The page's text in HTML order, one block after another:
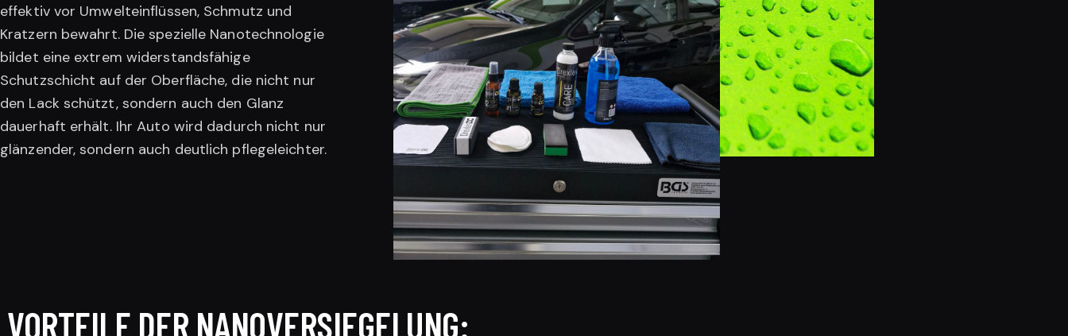
effektiv vor Umwelteinflüssen, Schmutz und
Kratzern bewahrt. Die spezielle Nanotechnologie
bildet eine extrem widerstandsfähige
Schutzschicht auf der Oberfläche, die nicht nur
den Lack schützt, sondern auch den Glanz
dauerhaft erhält. Ihr Auto wird dadurch nicht nur
glänzender, sondern auch deutlich pflegeleichter.
VORTEILE DER NANOVERSIEGELUNG: